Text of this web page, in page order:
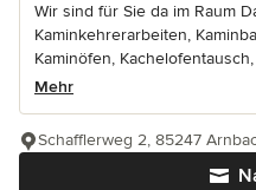
Wir sind für Sie da im Raum
Kaminkehrerarbeiten,
Kaminöfen,
Mehr
Schafflerweg 2, 85247